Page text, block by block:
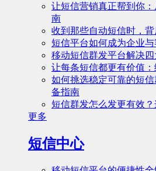
让短信营销真正帮到你
南
收到那些自动短信时，背
短信平台如何成为企业
移动短信群发平台解决
让每条短信都更有价值
如何挑选稳定可靠的短
备指南
短信群发怎么发更有效
更多
短信中心